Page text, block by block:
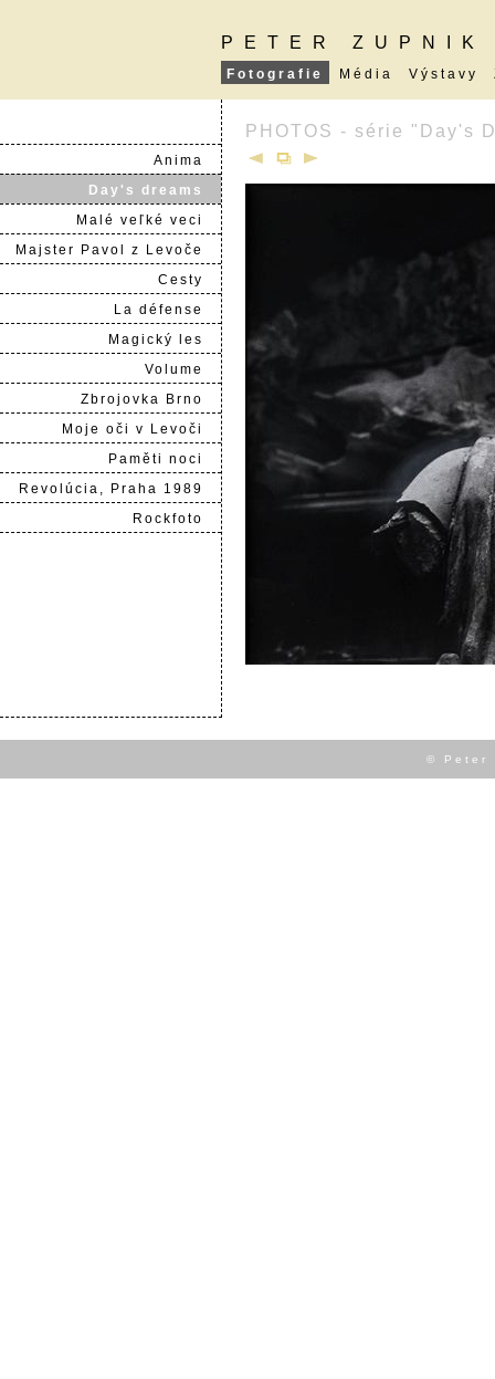
PETER ZUPNIK
Fotografie Média Výstavy
Anima
Day's dreams
Malé veľké veci
Majster Pavol z Levoče
Cesty
La défense
Magický les
Volume
Zbrojovka Brno
Moje oči v Levoči
Paměti noci
Revolúcia, Praha 1989
Rockfoto
PHOTOS - série "Day's
© Peter